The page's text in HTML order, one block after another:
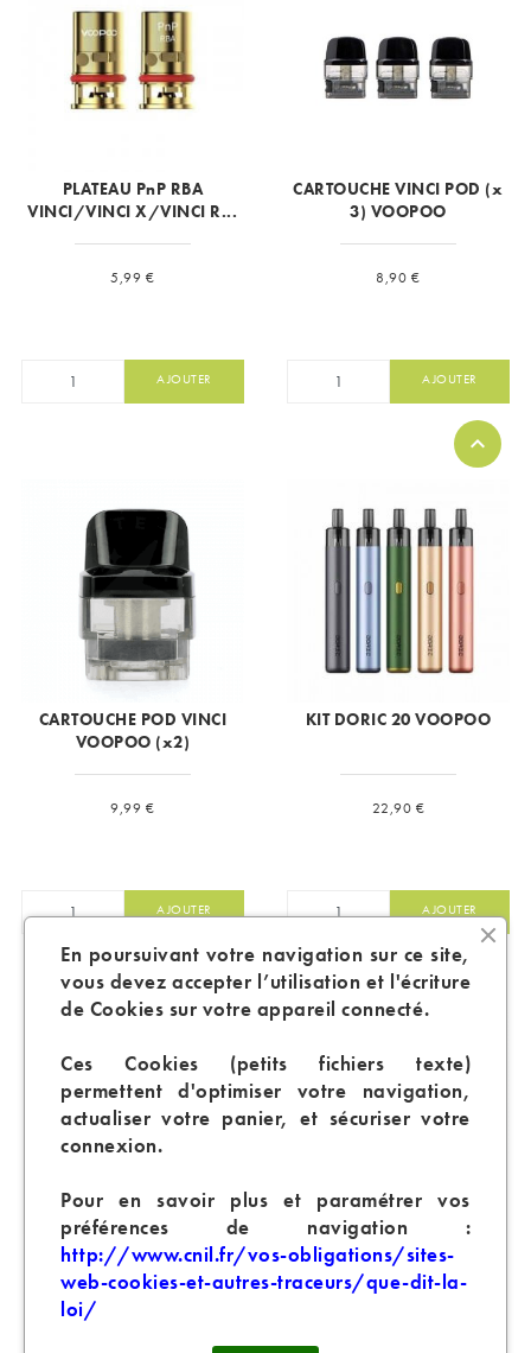
PLATEAU PnP RBA
VINCI/VINCI X/VINCI R...
Prix
5,99 €
AJOUTER
CARTOUCHE VINCI POD (x
3) VOOPOO
Prix
8,90 €
AJOUTER
CARTOUCHE POD VINCI
VOOPOO (x2)
Prix
9,99 €
AJOUTER
KIT DORIC 20 VOOPOO
Prix
22,90 €
AJOUTER
KIT POD VINCI Q VOOPOO KIT DRAG S PRO VOOPOO
En poursuivant votre navigation sur ce site,
vous devez accepter l’utilisation et l'écriture
de Cookies sur votre appareil connecté.
Ces Cookies (petits fichiers texte)
permettent d'optimiser votre navigation,
actualiser votre panier, et sécuriser votre
connexion.
Pour en savoir plus et paramétrer vos
préférences de navigation :
http://www.cnil.fr/vos-obligations/sites-
web-cookies-et-autres-traceurs/que-dit-la-
loi/